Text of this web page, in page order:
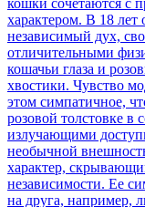
кошки сочетаются с
характером. В 18
независимый дух,
отличительными
кошачьи глаза и
хвостики. Чувство
этом симпатичное,
розовой толстовке
излучающими
необычной
характер,
независимости. Ее
на друга, например,